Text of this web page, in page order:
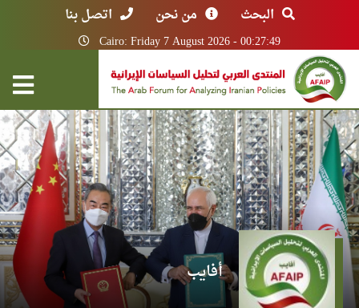
البحث من نحن اتصل بنا
Cairo: Friday 7 August 2026 - 00:27:49
أفايب